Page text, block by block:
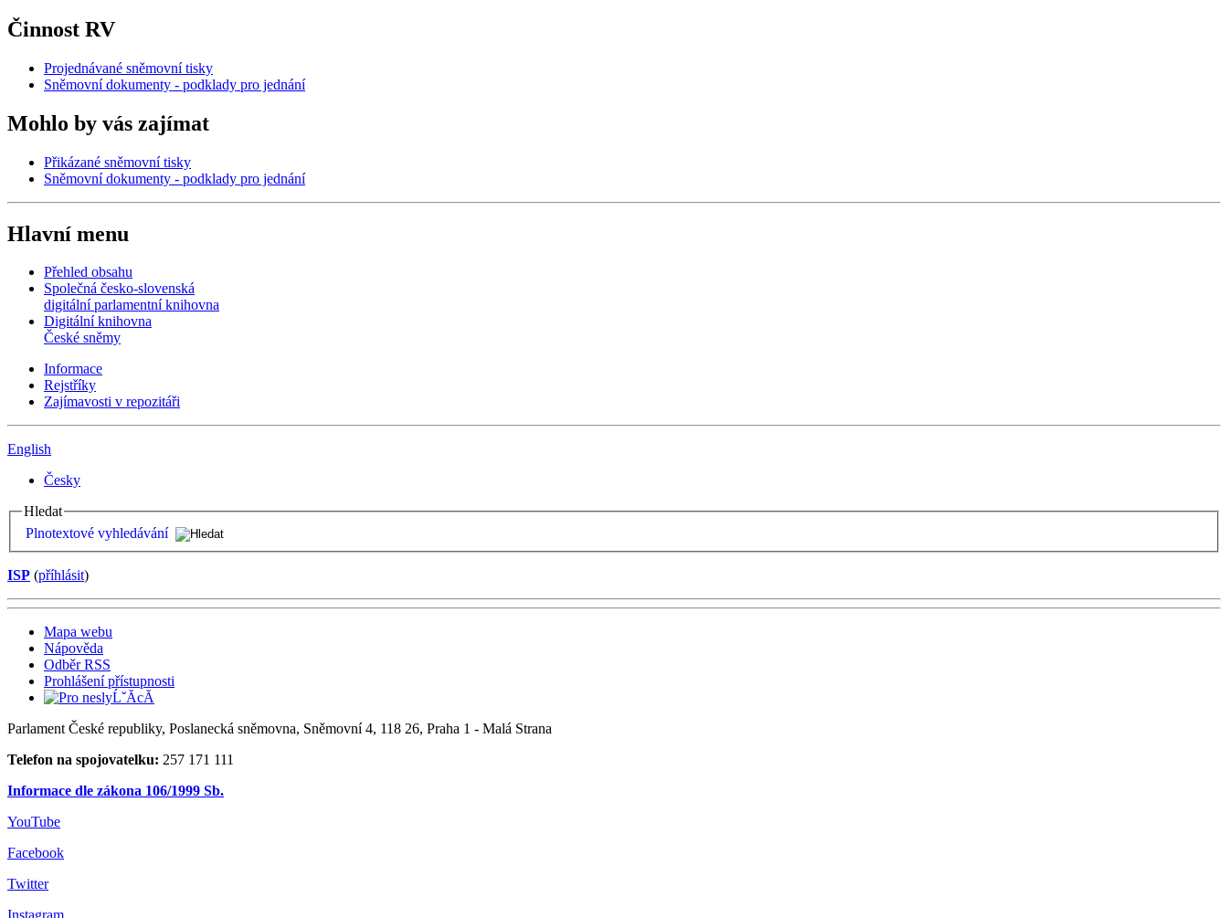
Činnost RV
Projednávané sněmovní tisky
Sněmovní dokumenty - podklady pro jednání
Mohlo by vás zajímat
Přikázané sněmovní tisky
Sněmovní dokumenty - podklady pro jednání
Hlavní menu
Přehled obsahu
Společná česko-slovenská
digitální parlamentní knihovna
Digitální knihovna
České sněmy
Informace
Rejstříky
Zajímavosti v repozitáři
English
Česky
Hledat
Plnotextové vyhledávání
ISP (příhlásit)
Mapa webu
Nápověda
Odběr RSS
Prohlášení přístupnosti
Parlament České republiky, Poslanecká sněmovna, Sněmovní 4, 118 26, Praha 1 - Malá Strana
Telefon na spojovatelku: 257 171 111
Informace dle zákona 106/1999 Sb.
YouTube
Facebook
Twitter
Instagram